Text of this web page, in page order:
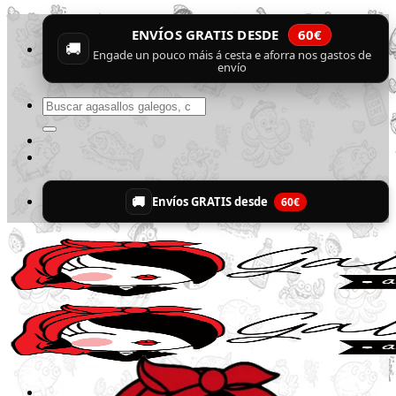
Skip
content
🚚
ENVÍOS GRATIS DESDE 60€
Engade un pouco máis á cesta e aforra nos gastos de
envío
Buscar
por:
🚚 Envíos GRATIS desde 60€